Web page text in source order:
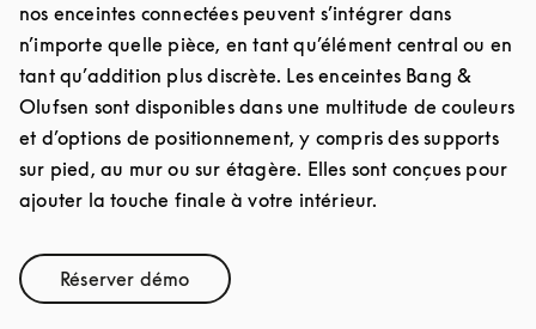
nos enceintes connectées peuvent s’intégrer dans
n’importe quelle pièce, en tant qu’élément central ou en
tant qu’addition plus discrète. Les enceintes Bang &
Olufsen sont disponibles dans une multitude de couleurs
et d’options de positionnement, y compris des supports
sur pied, au mur ou sur étagère. Elles sont conçues pour
ajouter la touche finale à votre intérieur.
Réserver démoLink Opens in New Tab